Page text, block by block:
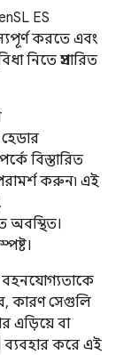
ES
করতে এবং
নিতে প্রসারিত
বিস্তারিত
করুন৷ এই
অবস্থিত।
কারণ সেগুলি
এড়িয়ে বা
ব্যবহার করে এই